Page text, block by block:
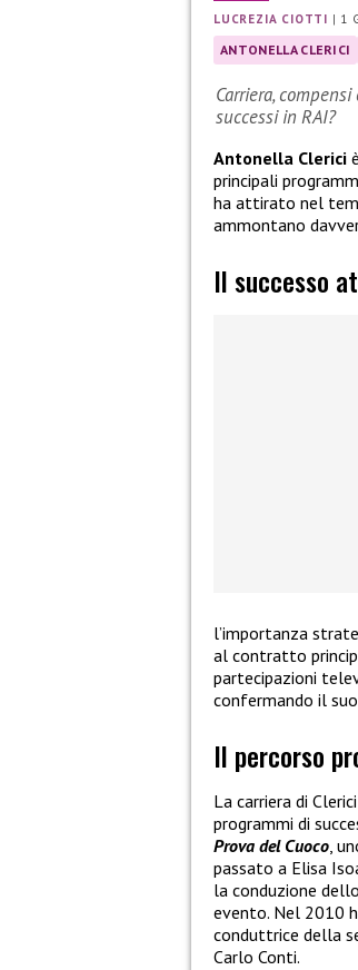
LUCREZIA CIOTTI | 1
ANTONELLA CLERICI
Carriera,
successi in RAI?
Antonella Clerici
principali
ha attirato nel
ammontano
Il successo
l’importanza
al contratto
partecipazioni
confermando il
Il percorso
La carriera di
programmi di
Prova del Cuoco,
passato a Elisa
la conduzione dello
evento. Nel 2010
conduttrice della
Carlo Conti.